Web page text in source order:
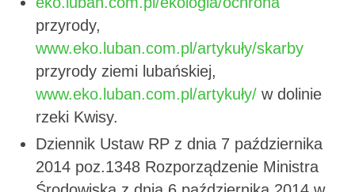
przyrody,
www.eko.luban.com.pl/artykuły/skarby
przyrody ziemi lubańskiej,
www.eko.luban.com.pl/artykuły/ w dolinie
rzeki Kwisy.
Dziennik Ustaw RP z dnia 7 października
2014 poz.1348 Rozporządzenie Ministra